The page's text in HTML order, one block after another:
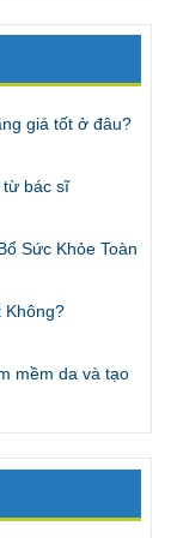
cho vợ lên
Tôi không
nhưng bởi vì
nói ra điều
Linh ., TPHCM
kéo dài thời
mà không hề
thời gian để
vội vàng
giá tốt ở đâu?
từ bác sĩ
Sức Khỏe Toàn
Không?
mềm da và tạo